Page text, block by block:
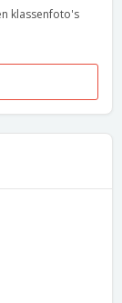
klassenfoto's